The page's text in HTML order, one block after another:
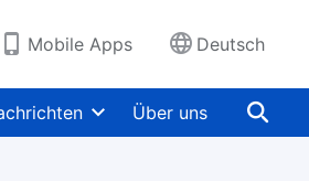
Mobile Apps Deutsch
Über uns
Das Wort Gottes | Worte
Läuterung erfahren sollte
(Auszug 63)